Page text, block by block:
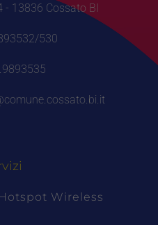
- 13836 Cossato BI
530
Wireless